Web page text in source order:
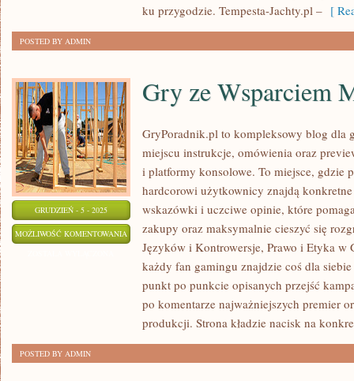
ku przygodzie. Tempesta-Jachty.pl – [
POSTED BY ADMIN
GRUDZIEŃ - 5 - 2025
MOŻLIWOŚĆ KOMENTOWANIA
WSPARCIEM
MODÓW
Gry ze Wsparciem
GryPoradnik.pl to kompleksowy blog dla
miejscu instrukcje, omówienia oraz
i platformy konsolowe. To miejsce, gdzie
hardcorowi użytkownicy znajdą
wskazówki i uczciwe opinie, które
zakupy oraz maksymalnie cieszyć się
Języków i Kontrowersje, Prawo i Etyka w
każdy fan gamingu znajdzie coś dla
punkt po punkcie opisanych przejść
po komentarze najważniejszych premier
produkcji. Strona kładzie nacisk na
POSTED BY ADMIN